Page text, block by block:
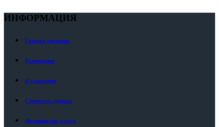
ИНФОРМАЦИЯ
Главная страница
Размещение
О санатории
Стоимость отдыха
Медицинские услуги